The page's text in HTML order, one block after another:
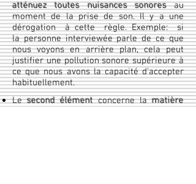
atténuez toutes nuisances sonoresau
moment de la prise de son. Il y a une
dérogation à cette règle. Exemple: si
la personne interviewée parle de ce que
nous voyons en arrière plan, cela peut
justifier une pollution sonore supérieure à
ce que nous avons la capacité d'accepter
habituellement.
Lesecond élémentconcerne lamatière